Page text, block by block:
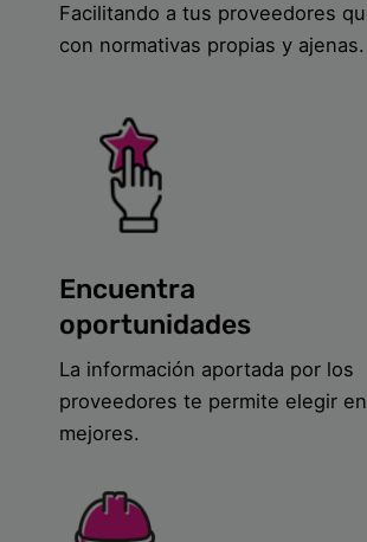
Facilitando a tus proveedores
con normativas propias y ajenas.
Encuentra
oportunidades
La información aportada por los
proveedores te permite elegir
mejores.